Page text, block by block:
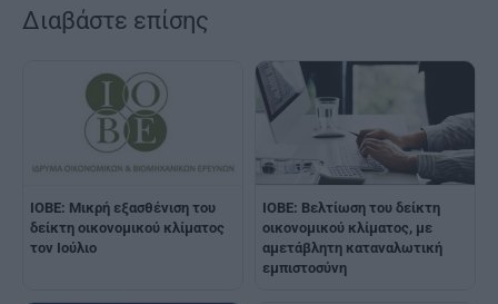
Διαβάστε επίσης
ΙΟΒΕ: Μικρή εξασθένιση του
δείκτη οικονομικού κλίματος
τον Ιούλιο
ΙΟΒΕ: Βελτίωση του δείκτη
οικονομικού κλίματος, με
αμετάβλητη καταναλωτική
εμπιστοσύνη